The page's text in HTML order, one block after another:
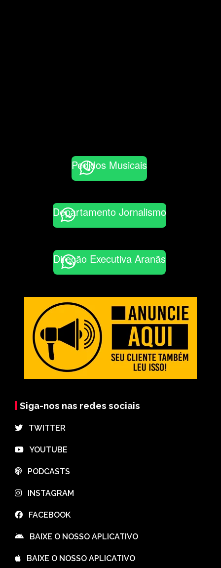
Pedidos Musicais
Departamento Jornalismo
Direção Executiva Aranãs
Siga-nos nas redes sociais
⠀TWITTER
⠀YOUTUBE
⠀PODCASTS
⠀INSTAGRAM
⠀FACEBOOK
⠀BAIXE O NOSSO APLICATIVO
⠀BAIXE O NOSSO APLICATIVO